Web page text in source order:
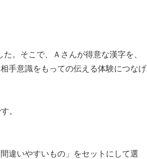
。そこで、Ａさんが得意な漢字を、
手意識をもっての伝える体験につなげ
。
違いやすいもの」をセットにして選